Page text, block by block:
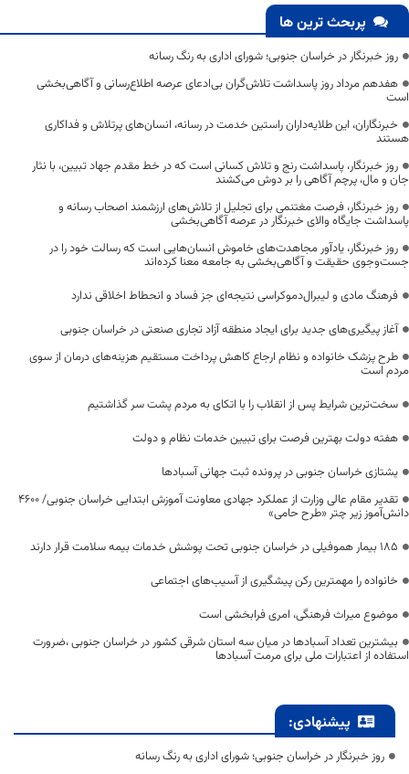
پربحث ترین ها
روز خبرنگار در خراسان جنوبی؛ شورای اداری به رنگ رسانه
هفدهم مرداد روز پاسداشت تلاش‌گران بی‌ادعای عرصه اطلاع‌رسانی و آگاهی‌بخشی
است
خبرنگاران، این طلایه‌داران راستین خدمت در رسانه، انسان‌های پرتلاش و فداکاری
هستند
روز خبرنگار، پاسداشت رنج و تلاش کسانی است که در خط مقدم جهاد تبیین، با نثار
جان و مال، پرچم آگاهی را بر دوش می‌کشند
روز خبرنگار، فرصت مغتنمی برای تجلیل از تلاش‌های ارزشمند اصحاب رسانه و
پاسداشت جایگاه والای خبرنگار در عرصه آگاهی‌بخشی
روز خبرنگار، یادآور مجاهدت‌های خاموش انسان‌هایی است که رسالت خود را در
جست‌وجوی حقیقت و آگاهی‌بخشی به جامعه معنا کرده‌اند
فرهنگ مادی و لیبرال‌دموکراسی نتیجه‌ای جز فساد و انحطاط اخلاقی ندارد
آغاز پیگیری‌های جدید برای ایجاد منطقه آزاد تجاری صنعتی در خراسان جنوبی
طرح پزشک خانواده و نظام ارجاع کاهش پرداخت مستقیم هزینه‌های درمان از سوی
مردم است
سخت‌ترین شرایط پس از انقلاب را با اتکای به مردم پشت سر گذاشتیم
هفته دولت بهترین فرصت برای تبیین خدمات نظام و دولت
یشتازی خراسان جنوبی در پرونده ثبت جهانی آسبادها
تقدیر مقام عالی وزارت از عملکرد جهادی معاونت آموزش ابتدایی خراسان جنوبی/ ۴۶۰۰
دانش‌آموز زیر چتر «طرح حامی»
۱۸۵ بیمار هموفیلی در خراسان جنوبی تحت پوشش خدمات بیمه سلامت قرار دارند
خانواده را مهمترین رکن پیشگیری از آسیب‌های اجتماعی
موضوع میراث فرهنگی، امری فرابخشی است
بیشترین تعداد آسبادها در میان سه استان شرقی کشور در خراسان جنوبی ،ضرورت
استفاده از اعتبارات ملی برای مرمت آسبادها
پیشنهادی:
روز خبرنگار در خراسان جنوبی؛ شورای اداری به رنگ رسانه